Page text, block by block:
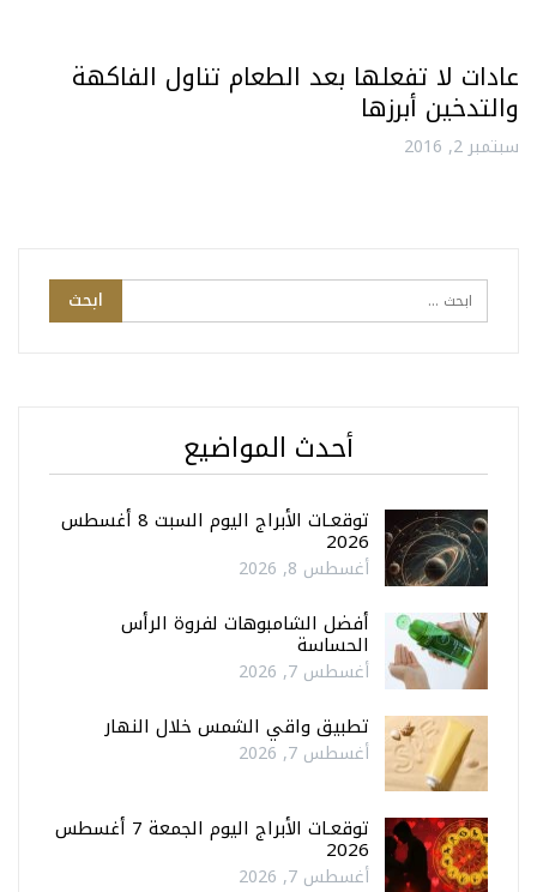
عادات لا تفعلها بعد الطعام تناول الفاكهة
والتدخين أبرزها
سبتمبر 2, 2016
أحدث المواضيع
توقعـات الأبراج اليوم السبت 8 أغسطس
2026
أغسطس 8, 2026
أفضل الشامبوهات لفروة الرأس
الحساسة
أغسطس 7, 2026
تطبيق واقي الشمس خلال النهار
أغسطس 7, 2026
توقعـات الأبراج اليوم الجمعة 7 أغسطس
2026
أغسطس 7, 2026